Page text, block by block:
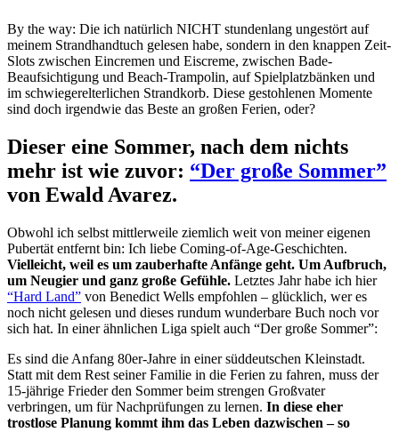
By the way: Die ich natürlich NICHT stundenlang ungestört auf
meinem Strandhandtuch gelesen habe, sondern in den knappen Zeit-
Slots zwischen Eincremen und Eiscreme, zwischen Bade-
Beaufsichtigung und Beach-Trampolin, auf Spielplatzbänken und
im schwiegerelterlichen Strandkorb. Diese gestohlenen Momente
sind doch irgendwie das Beste an großen Ferien, oder?
Dieser eine Sommer, nach dem nichts
mehr ist wie zuvor: “Der große Sommer”
von Ewald Avarez.
Obwohl ich selbst mittlerweile ziemlich weit von meiner eigenen
Pubertät entfernt bin: Ich liebe Coming-of-Age-Geschichten.
Vielleicht, weil es um zauberhafte Anfänge geht. Um Aufbruch,
um Neugier und ganz große Gefühle. Letztes Jahr habe ich hier
“Hard Land” von Benedict Wells empfohlen – glücklich, wer es
noch nicht gelesen und dieses rundum wunderbare Buch noch vor
sich hat. In einer ähnlichen Liga spielt auch “Der große Sommer”:
Es sind die Anfang 80er-Jahre in einer süddeutschen Kleinstadt.
Statt mit dem Rest seiner Familie in die Ferien zu fahren, muss der
15-jährige Frieder den Sommer beim strengen Großvater
verbringen, um für Nachprüfungen zu lernen. In diese eher
trostlose Planung kommt ihm das Leben dazwischen – so